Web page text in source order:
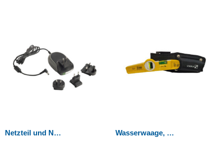
Netzteil und Netzkabel für C5 – Doppel-Ladegerät Wasserwaage, Stabila, Typ 81 S Torpedo